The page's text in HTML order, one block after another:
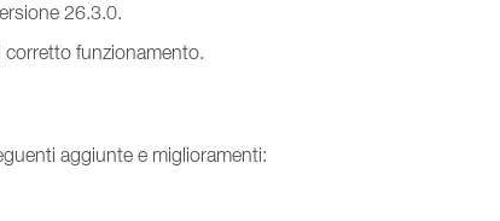
26.3.0.
corretto funzionamento.
aggiunte e miglioramenti: